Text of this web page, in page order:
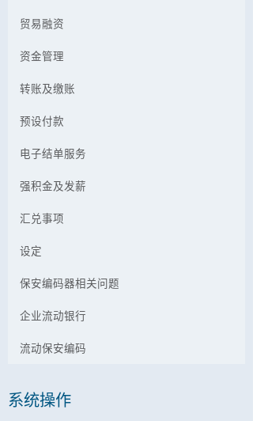
贸易融资
资金管理
转账及缴账
预设付款
电子结单服务
强积金及发薪
汇兑事项
设定
保安编码器相关问题
企业流动银行
流动保安编码
系统操作